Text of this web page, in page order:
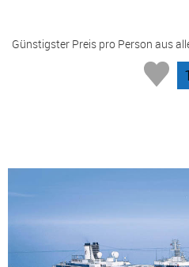
Günstigster Preis pro Person aus